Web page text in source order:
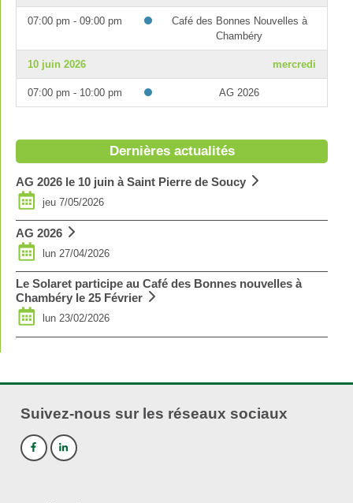
07:00 pm - 09:00 pm
Café des Bonnes Nouvelles à
Chambéry
10 juin 2026 mercredi
07:00 pm - 10:00 pm AG 2026
Dernières actualités
AG 2026 le 10 juin à Saint Pierre de Soucy
jeu 7/05/2026
AG 2026
lun 27/04/2026
Le Solaret participe au Café des Bonnes nouvelles à
Chambéry le 25 Février
lun 23/02/2026
Suivez-nous sur les réseaux sociaux